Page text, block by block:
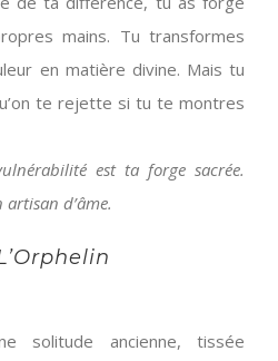
mains. Tu transformes
en matière divine. Mais tu
te rejette si tu te montres
est ta forge sacrée.
d’âme.
solitude ancienne, tissée